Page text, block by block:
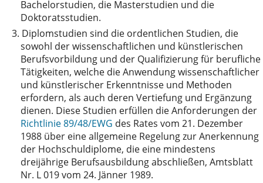
Bachelorstudien, die Masterstudien und die
Doktoratsstudien.
3. Diplomstudien sind die ordentlichen Studien, die
sowohl der wissenschaftlichen und künstlerischen
Berufsvorbildung und der Qualifizierung für berufliche
Tätigkeiten, welche die Anwendung wissenschaftlicher
und künstlerischer Erkenntnisse und Methoden
erfordern, als auch deren Vertiefung und Ergänzung
dienen. Diese Studien erfüllen die Anforderungen der
Richtlinie 89/48/EWG des Rates vom 21. Dezember
1988 über eine allgemeine Regelung zur Anerkennung
der Hochschuldiplome, die eine mindestens
dreijährige Berufsausbildung abschließen, Amtsblatt
Nr. L 019 vom 24. Jänner 1989.